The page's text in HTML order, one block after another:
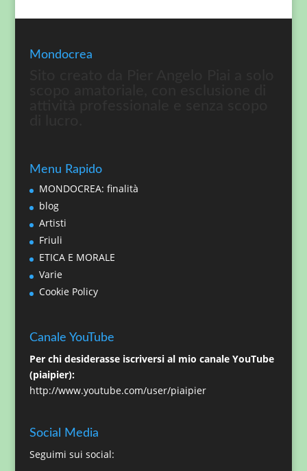
Mondocrea
Menu Rapido
MONDOCREA: finalità
blog
Artisti
Friuli
ETICA E MORALE
Varie
Cookie Policy
Canale YouTube
Per chi desiderasse iscriversi al mio canale YouTube
(piaipier):
http://www.youtube.com/user/piaipier
Social Media
Seguimi sui social: